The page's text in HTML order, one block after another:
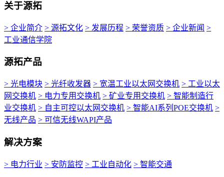
关于源拓
> 企业简介 > 源拓文化 > 发展历程 > 荣誉资质 > 企业新闻 >
工业通信学院
源拓产品
> 光电模块 > 光纤收发器 > 宽温工业以太网交换机 > 工业以太
网交换机 > 电力专用交换机 > 矿业专用交换机 > 智能制造行
业交换机 > 自主可控以太网交换机 > 智能AI系列POE交换机 >
无线产品 > 可信无线WAPI产品
解决方案
> 电力行业 > 安防监控 > 工业自动化 > 智能交通